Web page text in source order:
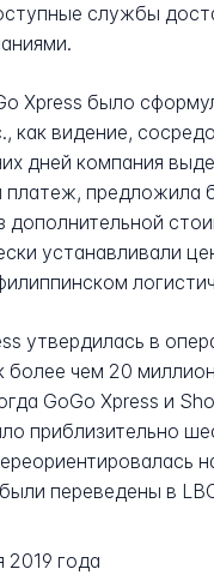
службы
Xpress было
как видение,
дней компания
предложила
устанавливали
утвердилась в
чем 20
GoGo Xpress и
приблизительно
переведены в
2019 года